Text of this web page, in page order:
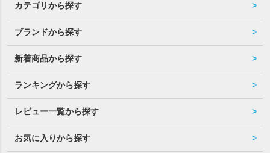
カテゴリから探す
ブランドから探す
新着商品から探す
ランキングから探す
レビュー一覧から探す
お気に入りから探す